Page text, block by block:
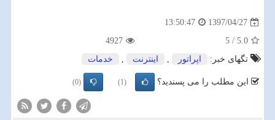
1397/04/27
13:50:47
5.0
/
5
4927
تگهای خبر:
اپراتور , اینترنت , خدمات
این مطلب را می پسندید؟ (1)
(0)